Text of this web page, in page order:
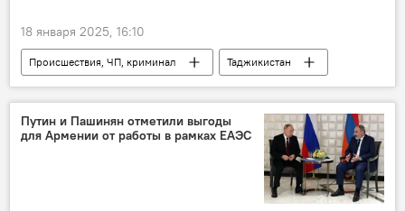
18 января 2025, 16:10
Происшествия, ЧП, криминал Таджикистан
Путин и Пашинян отметили выгоды
для Армении от работы в рамках ЕАЭС